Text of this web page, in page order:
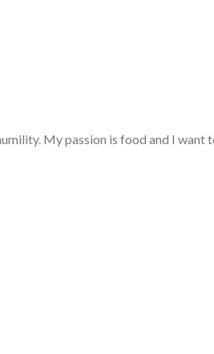
My passion is food and I want